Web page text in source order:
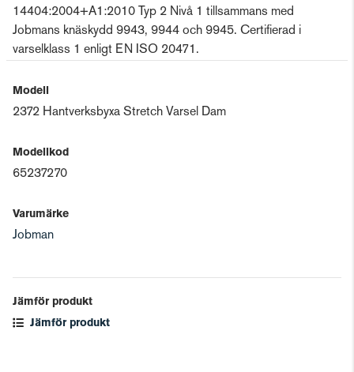
14404:2004+A1:2010 Typ 2 Nivå 1 tillsammans med
Jobmans knäskydd 9943, 9944 och 9945. Certifierad i
varselklass 1 enligt EN ISO 20471.
Modell
2372 Hantverksbyxa Stretch Varsel Dam
Modellkod
65237270
Varumärke
Jobman
Jämför produkt
Jämför produkt